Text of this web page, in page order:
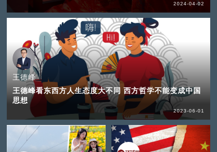
2024-04-02
王德峰
王德峰看东西方人生态度大不同 西方哲学不能变成中国
思想
2023-06-01